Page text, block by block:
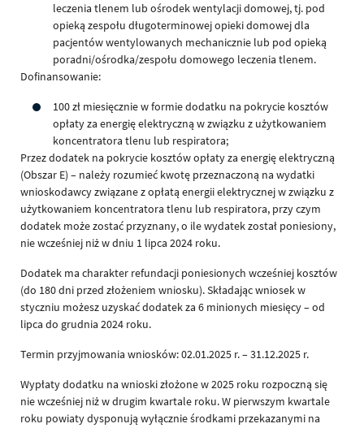
leczenia tlenem lub ośrodek wentylacji domowej, tj. pod
opieką zespołu długoterminowej opieki domowej dla
pacjentów wentylowanych mechanicznie lub pod opieką
poradni/ośrodka/zespołu domowego leczenia tlenem.
Dofinansowanie:
100 zł miesięcznie w formie dodatku na pokrycie kosztów
opłaty za energię elektryczną w związku z użytkowaniem
koncentratora tlenu lub respiratora;
Przez dodatek na pokrycie kosztów opłaty za energię elektryczną
(Obszar E) – należy rozumieć kwotę przeznaczoną na wydatki
wnioskodawcy związane z opłatą energii elektrycznej w związku z
użytkowaniem koncentratora tlenu lub respiratora, przy czym
dodatek może zostać przyznany, o ile wydatek został poniesiony,
nie wcześniej niż w dniu 1 lipca 2024 roku.
Dodatek ma charakter refundacji poniesionych wcześniej kosztów
(do 180 dni przed złożeniem wniosku). Składając wniosek w
styczniu możesz uzyskać dodatek za 6 minionych miesięcy – od
lipca do grudnia 2024 roku.
Termin przyjmowania wniosków: 02.01.2025 r. – 31.12.2025 r.
Wypłaty dodatku na wnioski złożone w 2025 roku rozpoczną się
nie wcześniej niż w drugim kwartale roku. W pierwszym kwartale
roku powiaty dysponują wyłącznie środkami przekazanymi na